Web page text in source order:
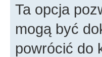
Ta opcja
mogą być
powrócić do